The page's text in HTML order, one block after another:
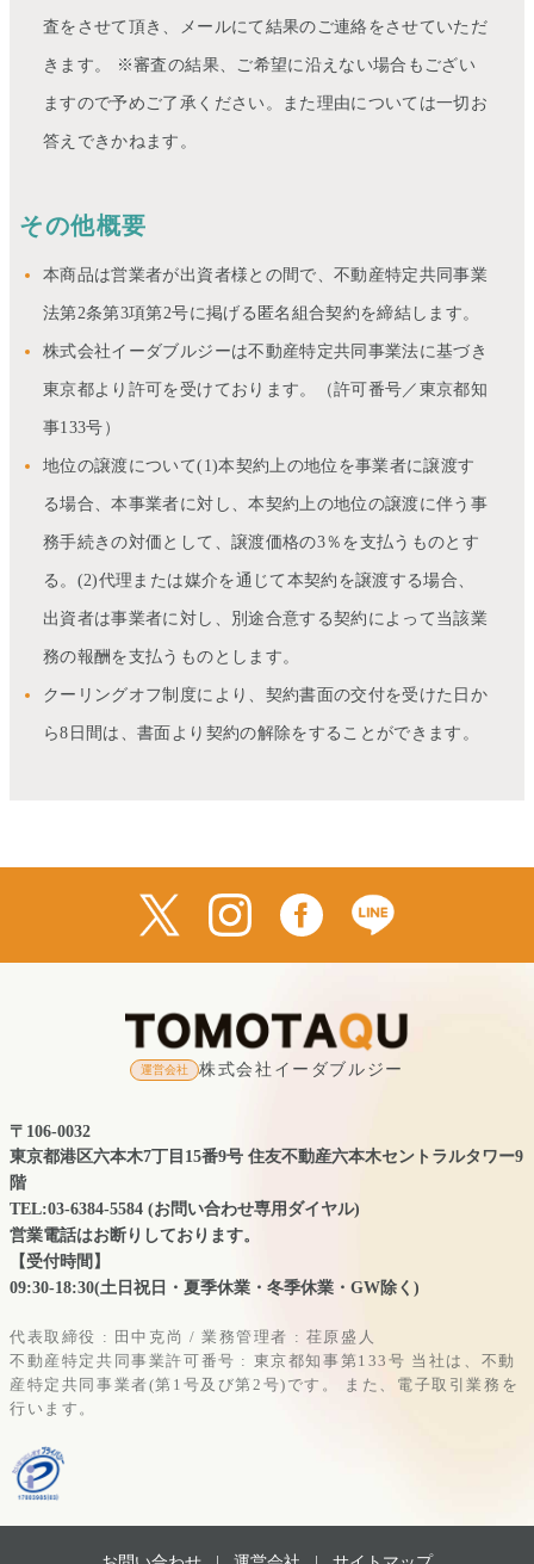
査をさせて頂き、メールにて結果のご連絡をさせていただ
きます。 ※審査の結果、ご希望に沿えない場合もござい
ますので予めご了承ください。また理由については一切お
答えできかねます。
その他概要
本商品は営業者が出資者様との間で、不動産特定共同事業
法第2条第3項第2号に掲げる匿名組合契約を締結します。
株式会社イーダブルジーは不動産特定共同事業法に基づき
東京都より許可を受けております。（許可番号／東京都知
事133号）
地位の譲渡について(1)本契約上の地位を事業者に譲渡す
る場合、本事業者に対し、本契約上の地位の譲渡に伴う事
務手続きの対価として、譲渡価格の3％を支払うものとす
る。(2)代理または媒介を通じて本契約を譲渡する場合、
出資者は事業者に対し、別途合意する契約によって当該業
務の報酬を支払うものとします。
クーリングオフ制度により、契約書面の交付を受けた日か
ら8日間は、書面より契約の解除をすることができます。
運営会社 株式会社イーダブルジー
〒106-0032
東京都港区六本木7丁目15番9号 住友不動産六本木セントラルタワー9
階
TEL:03-6384-5584 (お問い合わせ専用ダイヤル)
営業電話はお断りしております。
【受付時間】
09:30-18:30(土日祝日・夏季休業・冬季休業・GW除く)
代表取締役 : 田中克尚 / 業務管理者 : 荏原盛人
不動産特定共同事業許可番号 : 東京都知事第133号 当社は、不動
産特定共同事業者(第1号及び第2号)です。
また、電子取引業務を
行います。